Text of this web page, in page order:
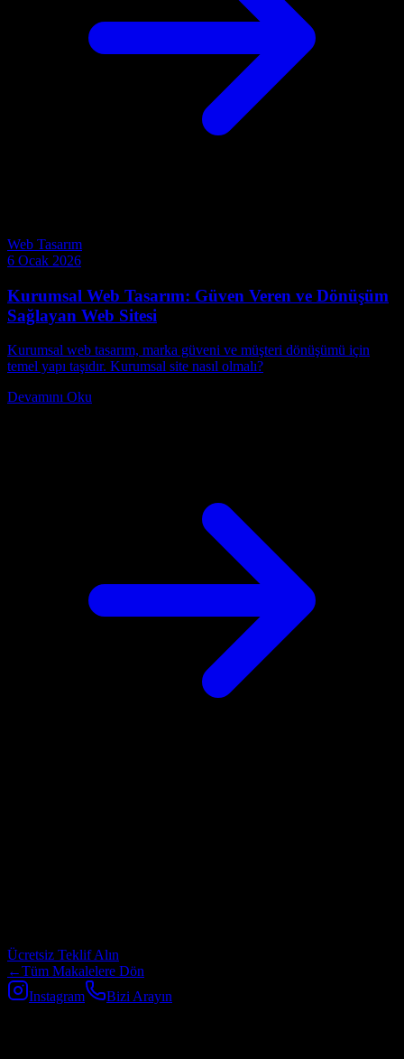
Web Tasarım
6 Ocak 2026
Kurumsal Web Tasarım: Güven Veren ve Dönüşüm
Sağlayan Web Sitesi
Kurumsal web tasarım, marka güveni ve müşteri dönüşümü için
temel yapı taşıdır. Kurumsal site nasıl olmalı?
Devamını Oku
Ücretsiz Teklif Alın
←Tüm Makalelere Dön
Instagram
Bizi Arayın